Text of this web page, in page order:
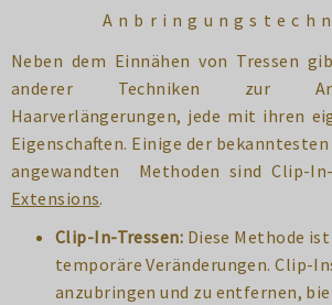
Neben dem Einnähen von Tressen
anderer Techniken zur
Haarverlängerungen, jede mit ihren
Eigenschaften. Einige der
angewandten Methoden sind Clip-In-
Extensions.
Clip-In-Tressen: Diese Methode
temporäre Veränderungen. Clip-
anzubringen und zu entfernen,